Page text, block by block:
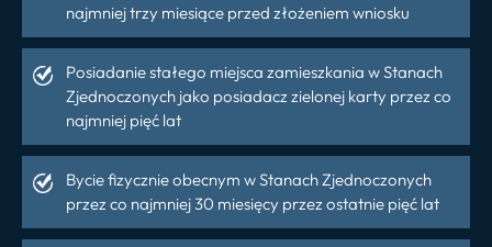
najmniej trzy miesiące przed złożeniem wniosku
Posiadanie stałego miejsca zamieszkania w Stanach
Zjednoczonych jako posiadacz zielonej karty przez co
najmniej pięć lat
Bycie fizycznie obecnym w Stanach Zjednoczonych
przez co najmniej 30 miesięcy przez ostatnie pięć lat